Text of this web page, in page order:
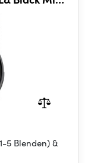
5 Blenden) &